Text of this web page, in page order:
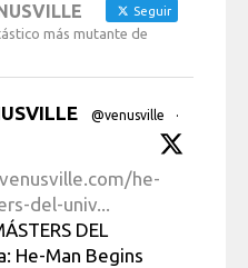
Seguir
más mutante de
@venusville
·
he-
del-univ...
DEL
He-Man Begins